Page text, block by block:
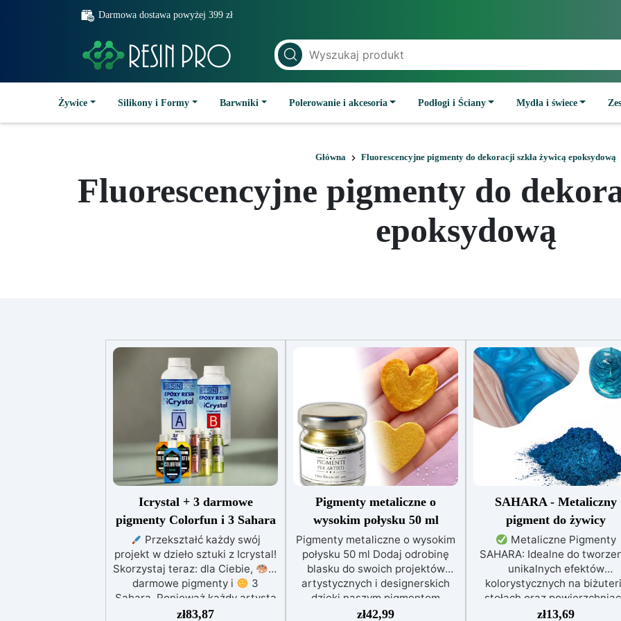
Darmowa dostawa powyżej 399 zł
Żywice Silikony i Formy Barwniki Polerowanie i akcesoria Podłogi i Ściany Mydła i świece
Główna Fluorescencyjne pigmenty do dekoracji szkła żywicą epoksydową
Fluorescencyjne pigmenty do
epoksydową
Icrystal + 3 darmowe
pigmenty Colorfun i 3 Sahara
Przekształć każdy swój
projekt w dzieło sztuki z Icrystal!
Skorzystaj teraz: dla Ciebie,
3
darmowe pigmenty i
3
Sahara. Ponieważ każdy artysta
zasługuje na kolory, które
zł83,87
Pigmenty metaliczne o
wysokim połysku 50 ml
Pigmenty metaliczne o wysokim
połysku 50 ml Dodaj odrobinę
blasku do swoich projektów
artystycznych i designerskich
dzięki naszym pigmentom
metalicznym o wysokim połysku.
zł42,99
SAHARA - Metaliczny
pigment do żywicy
Metaliczne Pigmenty
SAHARA: Idealne do
unikalnych efektów
kolorystycznych na
stołach oraz
drewnianych i betonowych.
zł13,69